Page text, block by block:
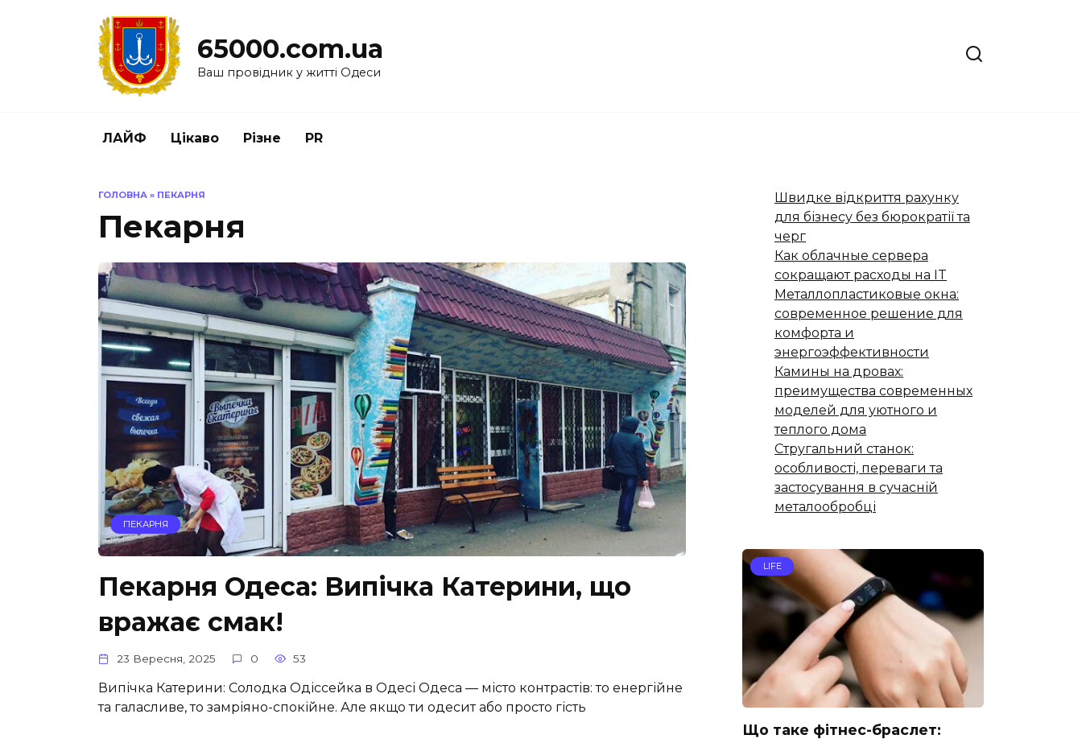
65000.com.ua
Ваш провідник у житті Одеси
ЛАЙФ Цікаво Різне PR
ГОЛОВНА » ПЕКАРНЯ
Пекарня
ПЕКАРНЯ
Пекарня Одеса: Випічка Катерини, що
вражає смак!
23 Вересня, 2025 0 53
Випічка Катерини: Солодка Одіссейка в Одесі Одеса — місто контрастів: то енергійне
та галасливе, то замріяно-спокійне. Але якщо ти одесит або просто гість
Швидке відкриття рахунку
для бізнесу без бюрократії та
черг
Как облачные сервера
сокращают расходы на IT
Металлопластиковые окна:
современное решение для
комфорта и
энергоэффективности
Камины на дровах:
преимущества современных
моделей для уютного и
теплого дома
Стругальний станок:
особливості, переваги та
застосування в сучасній
металообробці
LIFE
Що таке фітнес-браслет: